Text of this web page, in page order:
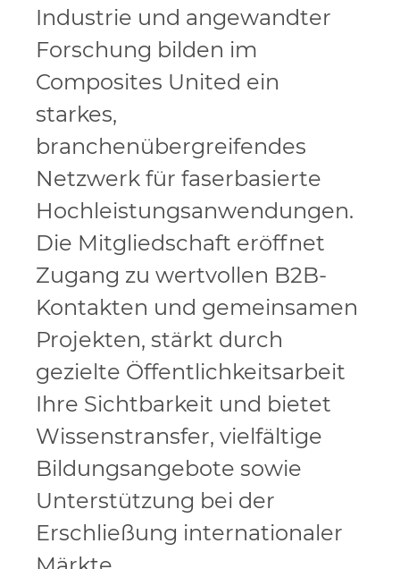
Industrie und angewandter
Forschung bilden im
Composites United ein
starkes,
branchenübergreifendes
Netzwerk für faserbasierte
Hochleistungsanwendungen.
Die Mitgliedschaft eröffnet
Zugang zu wertvollen B2B-
Kontakten und gemeinsamen
Projekten, stärkt durch
gezielte Öffentlichkeitsarbeit
Ihre Sichtbarkeit und bietet
Wissenstransfer, vielfältige
Bildungsangebote sowie
Unterstützung bei der
Erschließung internationaler